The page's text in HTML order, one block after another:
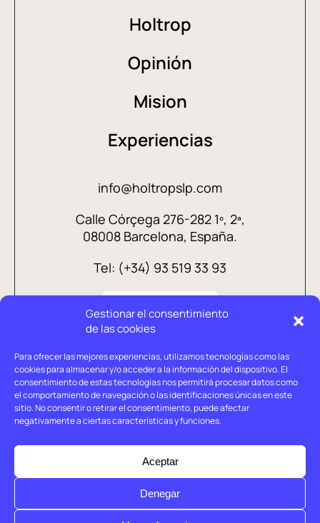
Gestionar el consentimiento
de las cookies
Para ofrecer las mejores experiencias, utilizamos tecnologías como las
cookies para almacenar y/o acceder a la información del dispositivo. El
consentimiento de estas tecnologías nos permitirá procesar datos como
el comportamiento de navegación o las identificaciones únicas en este
sitio. No consentir o retirar el consentimiento, puede afectar
negativamente a ciertas características y funciones.
Aceptar
Denegar
Holtrop
Opinión
Mision
Experiencias
info@holtropslp.com
Calle Córçega 276-282 1º, 2ª,
08008 Barcelona, España.
Tel: (+34) 93 519 33 93
© Holtrop 2026
Aviso legal
Política de privacidad
Política de cookies